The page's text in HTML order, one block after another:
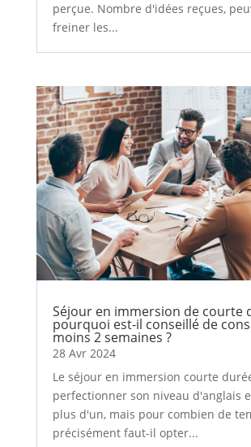
perçue. Nombre d'idées reçues,
freiner les...
Séjour en immersion de courte
pourquoi est-il conseillé de
moins 2 semaines ?
28 Avr 2024
Le séjour en immersion courte
perfectionner son niveau d'anglais
plus d'un, mais pour combien de
précisément faut-il opter...